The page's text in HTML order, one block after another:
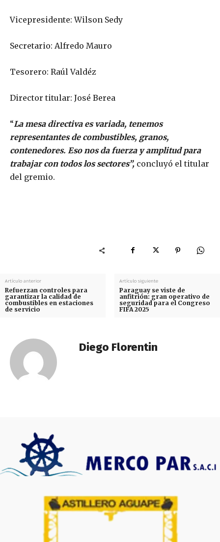
Vicepresidente: Wilson Sedy
Secretario: Alfredo Mauro
Tesorero: Raúl Valdéz
Director titular: José Berea
“La mesa directiva es variada, tenemos
representantes de combustibles, granos,
contenedores. Eso nos da fuerza y amplitud para
trabajar con todos los sectores”, concluyó el titular
del gremio.
Artículo anterior
Refuerzan controles para
garantizar la calidad de
combustibles en estaciones
de servicio
Artículo siguiente
Paraguay se viste de
anfitrión: gran operativo de
seguridad para el Congreso
FIFA 2025
Diego Florentin